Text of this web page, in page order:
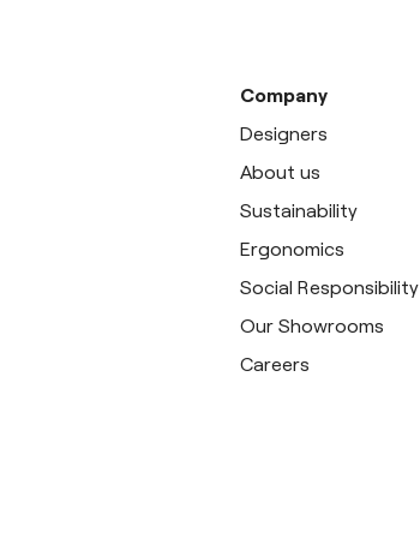
Company
Designers
About us
Sustainability
Ergonomics
Social Responsibility
Our Showrooms
Careers